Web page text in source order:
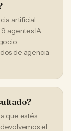
artificial
agentes IA
de agencia
que estés
el